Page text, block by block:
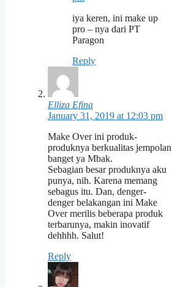
iya keren, ini make up
pro – nya dari PT
Paragon
Reply
Elliza Efina
January 31, 2019 at 12:03 pm
Make Over ini produk-
produknya berkualitas jempolan
banget ya Mbak.
Sebagian besar produknya aku
punya, nih. Karena memang
sebagus itu. Dan, denger-
denger belakangan ini Make
Over merilis beberapa produk
terbarunya, makin inovatif
dehhhh. Salut!
Reply